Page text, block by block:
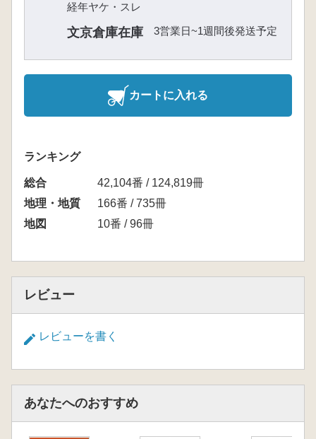
経年ヤケ・スレ
文京倉庫在庫 3営業日~1週間後発送予定
カートに入れる
ランキング
総合
42,104番 / 124,819冊
地理・地質
166番 / 735冊
地図
10番 / 96冊
レビュー
レビューを書く
あなたへのおすすめ